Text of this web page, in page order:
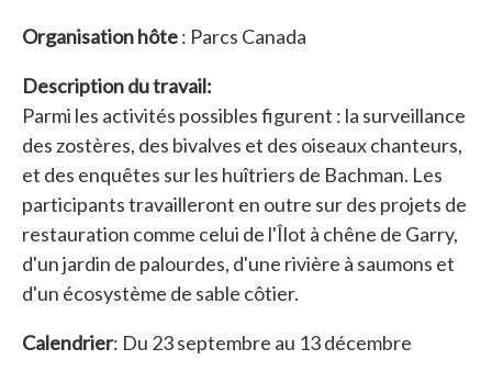
Organisation hôte: Parcs Canada
Description du travail:
Parmi les activités possibles figurent : la surveillance
des zostères, des bivalves et des oiseaux chanteurs,
et des enquêtes sur les huîtriers de Bachman. Les
participants travailleront en outre sur des projets de
restauration comme celui de l'Îlot à chêne de Garry,
d'un jardin de palourdes, d'une rivière à saumons et
d'un écosystème de sable côtier.
Calendrier: Du 23 septembre au 13 décembre